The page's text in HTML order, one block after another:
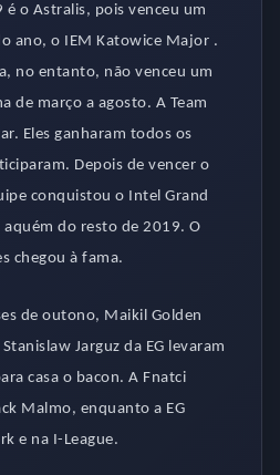
o Astralis, pois venceu um
ano, o IEM Katowice Major .
no entanto, não venceu um
de março a agosto. A Team
Eles ganharam todos os
Depois de vencer o
conquistou o Intel Grand
aquém do resto de 2019. O
chegou à fama.
de outono, Maikil Golden
Jarguz da EG levaram
casa o bacon. A Fnatci
Malmo, enquanto a EG
e na I-League.